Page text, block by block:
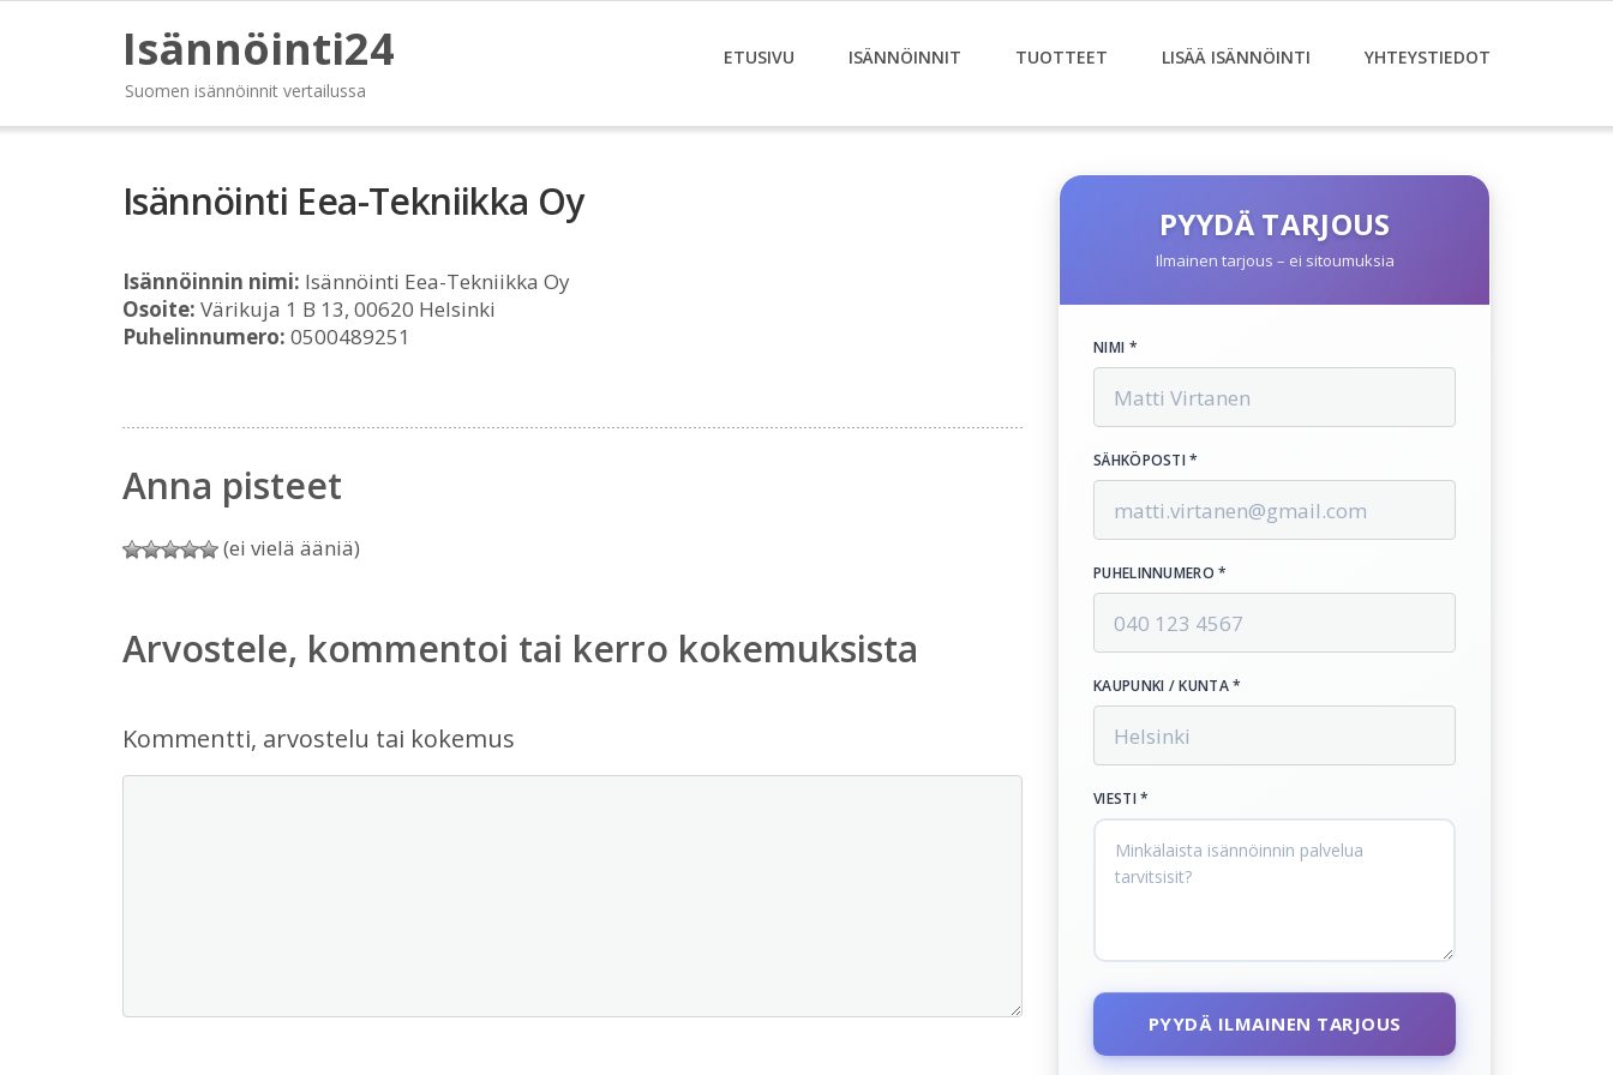
Isännöinti24
Suomen isännöinnit vertailussa
ETUSIVU ISÄNNÖINNIT TUOTTEET LISÄÄ ISÄNNÖINTI YHTEYSTIEDOT
Isännöinti Eea-Tekniikka Oy
Isännöinnin nimi: Isännöinti Eea-Tekniikka Oy
Osoite: Värikuja 1 B 13, 00620 Helsinki
Puhelinnumero: 0500489251
Anna pisteet
(ei vielä ääniä)
Arvostele, kommentoi tai kerro kokemuksista
Kommentti, arvostelu tai kokemus
PYYDÄ TARJOUS
Ilmainen tarjous – ei sitoumuksia
NIMI *
SÄHKÖPOSTI *
PUHELINNUMERO *
KAUPUNKI / KUNTA *
VIESTI *
PYYDÄ ILMAINEN TARJOUS